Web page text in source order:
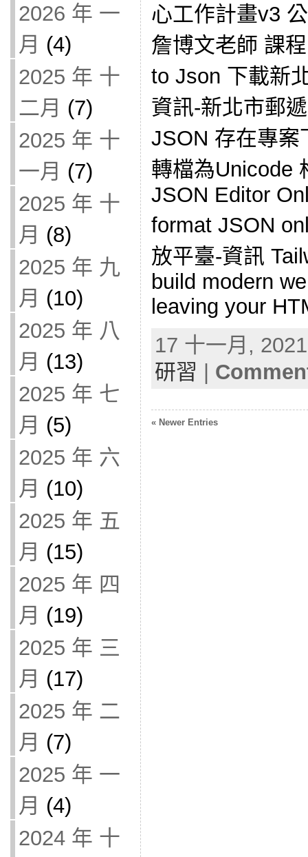
2026 年 一
月 (4)
2025 年 十
二月 (7)
2025 年 十
一月 (7)
2025 年 十
月 (8)
2025 年 九
月 (10)
2025 年 八
月 (13)
2025 年 七
月 (5)
2025 年 六
月 (10)
2025 年 五
月 (15)
2025 年 四
月 (19)
2025 年 三
月 (17)
2025 年 二
月 (7)
2025 年 一
月 (4)
2024 年 十
心工作計畫v3
詹博文老師 課
to Json 下載新
資訊-新北市郵
JSON 存在專案
轉檔為Unicode
JSON Editor
format JSON
放平臺-資訊
build modern
leaving your
17 十一月,
研習 |
« Newer Entries